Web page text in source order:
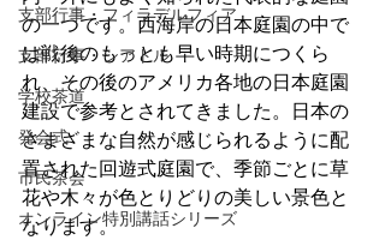
支部行事・フィラデルフィア
支部行事・シアトル
学校茶道
発会式
市民茶会
オンライン特別講話シリーズ
の一つです。西海岸の日本庭園の中で
は戦後のもっとも早い時期につくら
れ、その後のアメリカ各地の日本庭園
建設で参考とされてきました。日本の
さまざまな自然が感じられるように配
置された回遊式庭園で、季節ごとに草
花や木々が色とりどりの美しい景色と
なります。